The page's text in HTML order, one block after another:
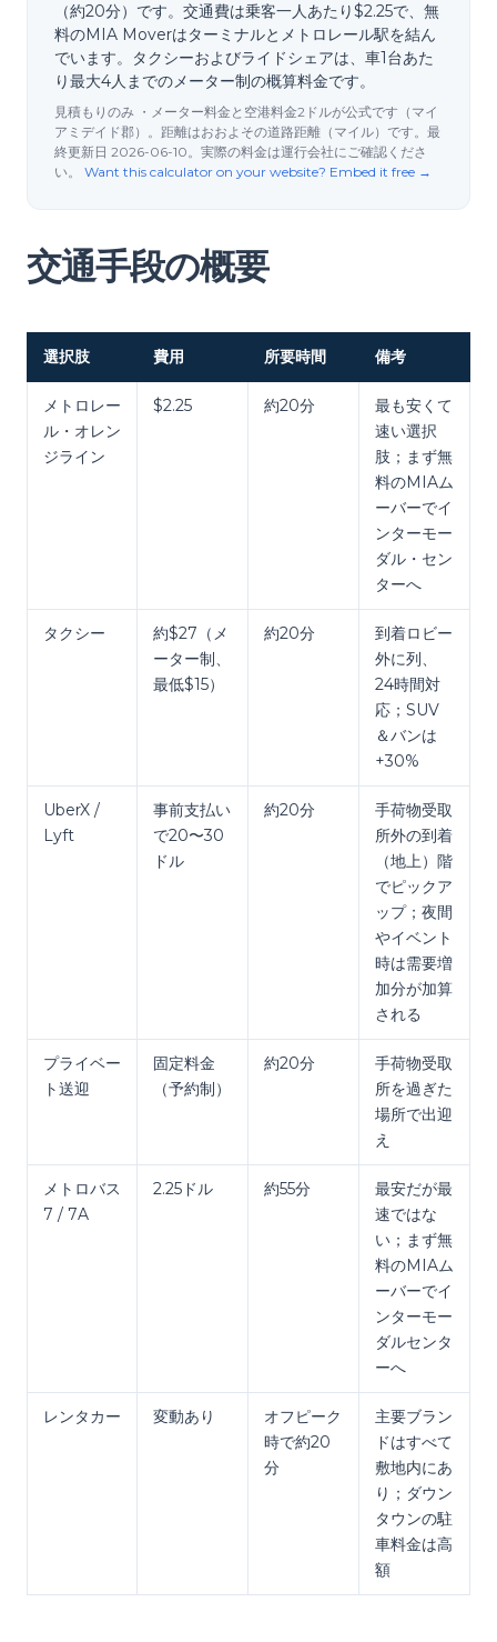
（約20分）です。交通費は乗客一人あたり$2.25で、無
料のMIA Moverはターミナルとメトロレール駅を結ん
でいます。タクシーおよびライドシェアは、車1台あた
り最大4人までのメーター制の概算料金です。
見積もりのみ ・メーター料金と空港料金2ドルが公式です（マイ
アミデイド郡）。距離はおおよその道路距離（マイル）です。最
終更新日 2026-06-10。実際の料金は運行会社にご確認くださ
い。
Want this calculator on your website? Embed it free →
交通手段の概要
選択肢 費用 所要時間 備考
メトロレー
ル・オレン
ジライン
$2.25 約20分
最も安くて
速い選択
肢；まず無
料のMIAム
ーバーでイ
ンターモー
ダル・セン
ターへ
タクシー
約$27（メ
ーター制、
最低$15）
約20分
到着ロビー
外に列、
24時間対
応；SUV
＆バンは
+30%
UberX /
Lyft
事前支払い
で20〜30
ドル
約20分
手荷物受取
所外の到着
（地上）階
でピックア
ップ；夜間
やイベント
時は需要増
加分が加算
される
プライベー
ト送迎
固定料金
（予約制）
約20分
手荷物受取
所を過ぎた
場所で出迎
え
メトロバス
7 / 7A
2.25ドル 約55分
最安だが最
速ではな
い；まず無
料のMIAム
ーバーでイ
ンターモー
ダルセンタ
ーへ
レンタカー 変動あり
オフピーク
時で約20
分
主要ブラン
ドはすべて
敷地内にあ
り；ダウン
タウンの駐
車料金は高
額